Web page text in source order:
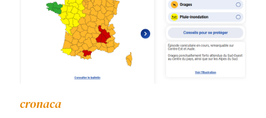
cronaca